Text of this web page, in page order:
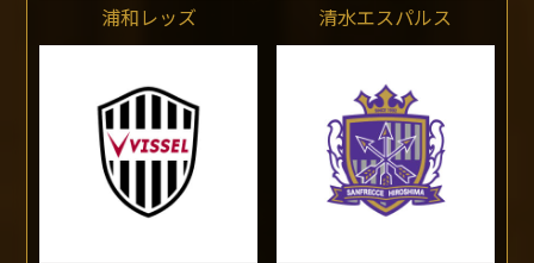
浦和レッズ 清水エスパルス